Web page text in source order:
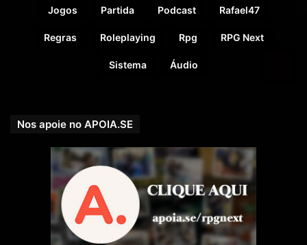
Jogos Partida Podcast Rafael47
Regras Roleplaying Rpg RPG Next
Sistema Áudio
Nos apoie no APOIA.SE